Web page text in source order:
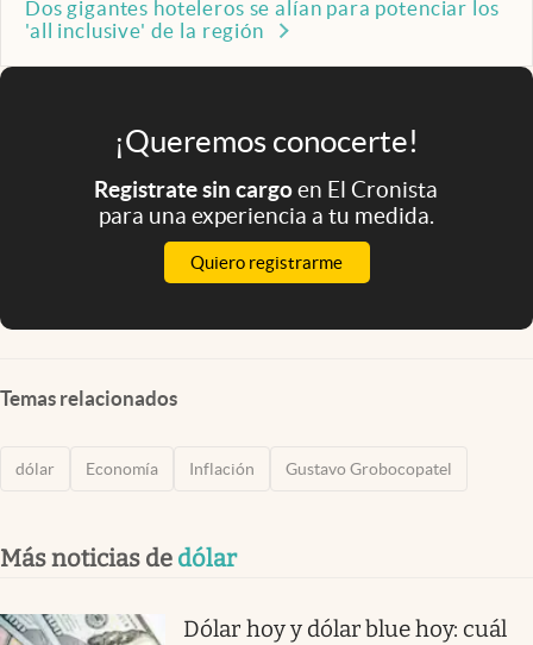
Dos gigantes hoteleros se alían para potenciar los
'all inclusive' de la región
¡Queremos conocerte!
Registrate sin cargoen El Cronista
para una experiencia a tu medida.
Quiero registrarme
Temas relacionados
dólar Economía Inflación Gustavo Grobocopatel
Más noticias de dólar
Dólar hoy y dólar blue hoy: cuál